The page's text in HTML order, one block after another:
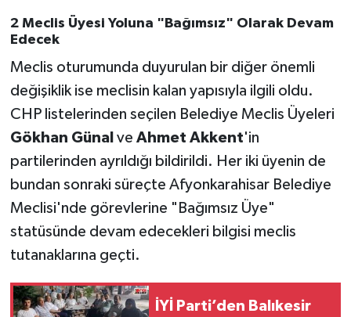
2 Meclis Üyesi Yoluna "Bağımsız" Olarak Devam
Edecek
Meclis oturumunda duyurulan bir diğer önemli
değişiklik ise meclisin kalan yapısıyla ilgili oldu.
CHP listelerinden seçilen Belediye Meclis Üyeleri
Gökhan Günal ve Ahmet Akkent'in
partilerinden ayrıldığı bildirildi. Her iki üyenin de
bundan sonraki süreçte Afyonkarahisar Belediye
Meclisi'nde görevlerine "Bağımsız Üye"
statüsünde devam edecekleri bilgisi meclis
tutanaklarına geçti.
İYİ Parti’den Balıkesir